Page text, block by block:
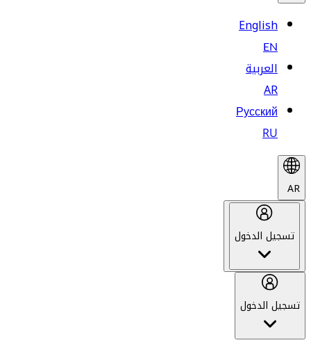
English
EN
العربية
AR
Русский
RU
AR
تسجيل الدخول
تسجيل الدخول